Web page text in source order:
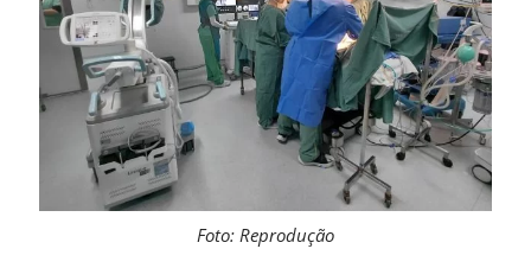
Foto: Reprodução